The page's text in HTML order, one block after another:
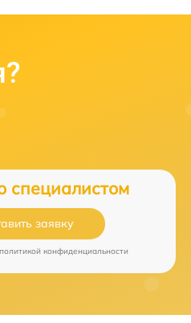
специалистом
заявку
политикой конфиденциальности